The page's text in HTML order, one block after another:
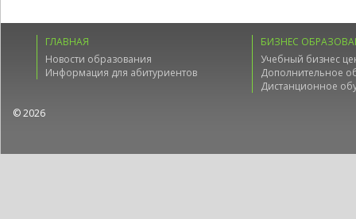
ГЛАВНАЯ
Новости образования
Информация для абитуриентов
БИЗНЕС
Учебный бизнес
Дополнительное
Дистанционное
© 2026